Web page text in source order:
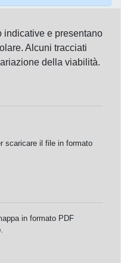
indicative e presentano
Alcuni tracciati
della viabilità.
scaricare il file in formato
in formato PDF